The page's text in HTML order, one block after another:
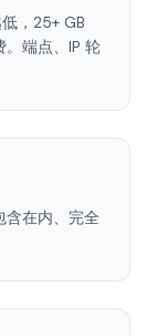
，25+ GB
端点、IP 轮
含在内、完全